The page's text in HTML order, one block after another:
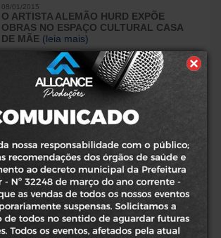
08/01/2015
O ARTISTA ALEMÃO HURD EXPÕE
OBRAS NO ESPAÇO CULTURAL CASA
DE MÃE (leia mais)
DESPEDIDA DO CONCEITO GRAAL
COM A BANDA NEGRA COR É
PRORROGADA, E ACONTECE NESTA
SEXTA (03) (leia mais)
17/10/2013
DJAVAN RETORNA À SALVADOR COM A
24/09/2013
PALAVRA CANTADA APRESENTA SHOW
"AVENTURAS MUSICAIS" EM
SALVADOR (leia mais)
03/09/2013
NANDO REIS VOLTA À SALVADOR COM
SHOW DA TURNÊ "SEI" (leia mais)